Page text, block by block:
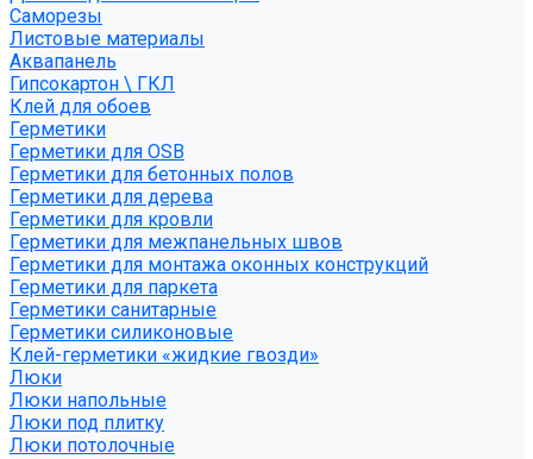
Саморезы
Листовые материалы
Аквапанель
Гипсокартон \ ГКЛ
Клей для обоев
Герметики
Герметики для OSB
Герметики для бетонных полов
Герметики для дерева
Герметики для кровли
Герметики для межпанельных швов
Герметики для монтажа оконных конструкций
Герметики для паркета
Герметики санитарные
Герметики силиконовые
Клей-герметики «жидкие гвозди»
Люки
Люки напольные
Люки под плитку
Люки потолочные